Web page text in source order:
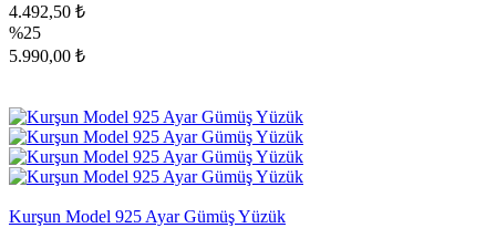
4.492,50 ₺
%25
5.990,00 ₺
Kurşun Model 925 Ayar Gümüş Yüzük